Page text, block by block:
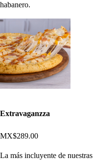
habanero.
Extravaganzza
MX$289.00
La más incluyente de